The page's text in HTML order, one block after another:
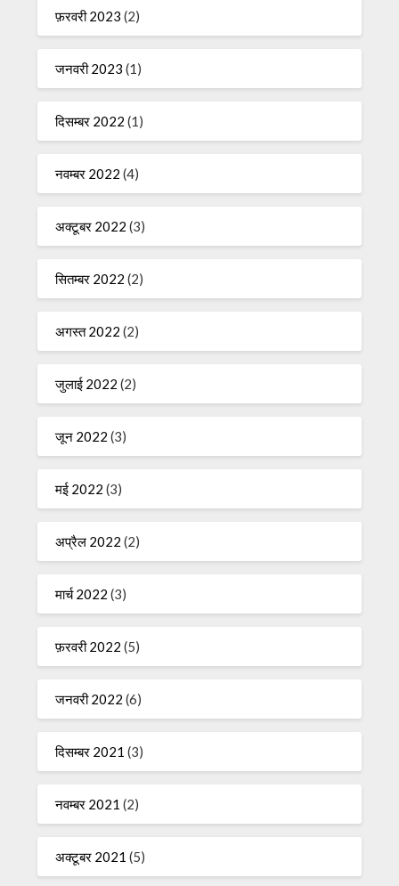
फ़रवरी 2023 (2)
जनवरी 2023 (1)
दिसम्बर 2022 (1)
नवम्बर 2022 (4)
अक्टूबर 2022 (3)
सितम्बर 2022 (2)
अगस्त 2022 (2)
जुलाई 2022 (2)
जून 2022 (3)
मई 2022 (3)
अप्रैल 2022 (2)
मार्च 2022 (3)
फ़रवरी 2022 (5)
जनवरी 2022 (6)
दिसम्बर 2021 (3)
नवम्बर 2021 (2)
अक्टूबर 2021 (5)